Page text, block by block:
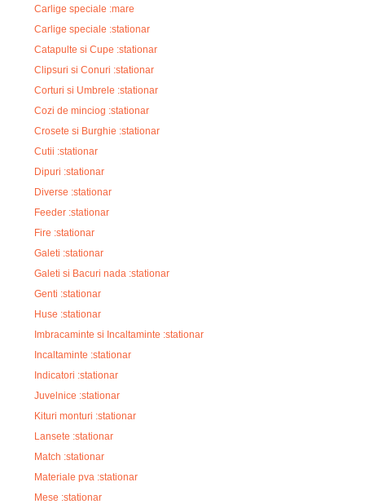
Carlige speciale :mare
Carlige speciale :stationar
Catapulte si Cupe :stationar
Clipsuri si Conuri :stationar
Corturi si Umbrele :stationar
Cozi de minciog :stationar
Crosete si Burghie :stationar
Cutii :stationar
Dipuri :stationar
Diverse :stationar
Feeder :stationar
Fire :stationar
Galeti :stationar
Galeti si Bacuri nada :stationar
Genti :stationar
Huse :stationar
Imbracaminte si Incaltaminte :stationar
Incaltaminte :stationar
Indicatori :stationar
Juvelnice :stationar
Kituri monturi :stationar
Lansete :stationar
Match :stationar
Materiale pva :stationar
Mese :stationar